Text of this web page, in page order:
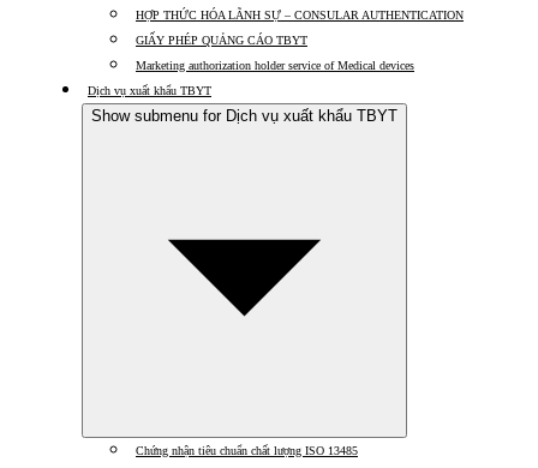
HỢP THỨC HÓA LÃNH SỰ – CONSULAR AUTHENTICATION
GIẤY PHÉP QUẢNG CÁO TBYT
Marketing authorization holder service of Medical devices
Dịch vụ xuất khẩu TBYT
Show submenu for Dịch vụ xuất khẩu TBYT
Chứng nhận tiêu chuẩn chất lượng ISO 13485